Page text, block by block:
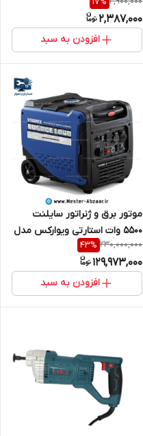
2,387,000
افزودن به سبد
موتور برق و ژنراتور سایلنت
5500 وات استارتی ویوارکس مدل
VR5501-GSS VIVAREX
230,000,000
43%
129,973,000
افزودن به سبد